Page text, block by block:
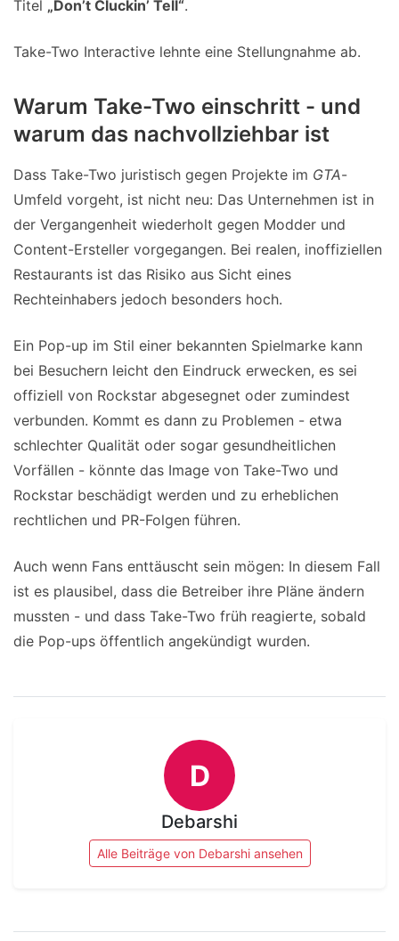
Titel „Don’t Cluckin’ Tell“.
Take-Two Interactive lehnte eine Stellungnahme ab.
Warum Take-Two einschritt - und
warum das nachvollziehbar ist
Dass Take-Two juristisch gegen Projekte im GTA-
Umfeld vorgeht, ist nicht neu: Das Unternehmen ist in
der Vergangenheit wiederholt gegen Modder und
Content-Ersteller vorgegangen. Bei realen, inoffiziellen
Restaurants ist das Risiko aus Sicht eines
Rechteinhabers jedoch besonders hoch.
Ein Pop-up im Stil einer bekannten Spielmarke kann
bei Besuchern leicht den Eindruck erwecken, es sei
offiziell von Rockstar abgesegnet oder zumindest
verbunden. Kommt es dann zu Problemen - etwa
schlechter Qualität oder sogar gesundheitlichen
Vorfällen - könnte das Image von Take-Two und
Rockstar beschädigt werden und zu erheblichen
rechtlichen und PR-Folgen führen.
Auch wenn Fans enttäuscht sein mögen: In diesem Fall
ist es plausibel, dass die Betreiber ihre Pläne ändern
mussten - und dass Take-Two früh reagierte, sobald
die Pop-ups öffentlich angekündigt wurden.
D
Debarshi
Alle Beiträge von Debarshi ansehen